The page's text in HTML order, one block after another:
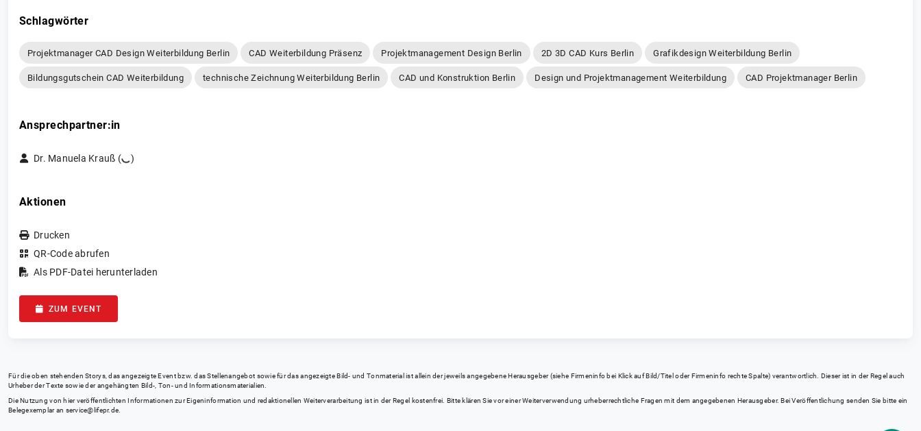
Schlagwörter
Projektmanager CAD Design Weiterbildung Berlin CAD Weiterbildung Präsenz Projektmanagement Design Berlin 2D 3D CAD Kurs Berlin Grafikdesign Weiterbildung Berlin
Bildungsgutschein CAD Weiterbildung technische Zeichnung Weiterbildung Berlin CAD und Konstruktion Berlin Design und Projektmanagement Weiterbildung CAD Projektmanager Berlin
Ansprechpartner:in
Dr. Manuela Krauß ( )
Aktionen
Drucken
QR-Code abrufen
Als PDF-Datei herunterladen
ZUM EVENT
Für die oben stehenden Storys, das angezeigte Event bzw. das Stellenangebot sowie für das angezeigte Bild- und Tonmaterial ist allein der jeweils angegebene Herausgeber (siehe Firmeninfo bei Klick auf Bild/Titel oder Firmeninfo rechte Spalte) verantwortlich. Dieser ist in der Regel auch
Urheber der Texte sowie der angehängten Bild-, Ton- und Informationsmaterialien.
Die Nutzung von hier veröffentlichten Informationen zur Eigeninformation und redaktionellen Weiterverarbeitung ist in der Regel kostenfrei. Bitte klären Sie vor einer Weiterverwendung urheberrechtliche Fragen mit dem angegebenen Herausgeber. Bei Veröffentlichung senden Sie bitte ein
Belegexemplar an service@lifepr.de